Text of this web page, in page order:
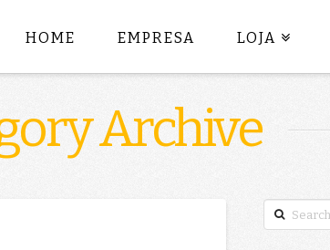
HOME EMPRESA LOJA
Archive
Search